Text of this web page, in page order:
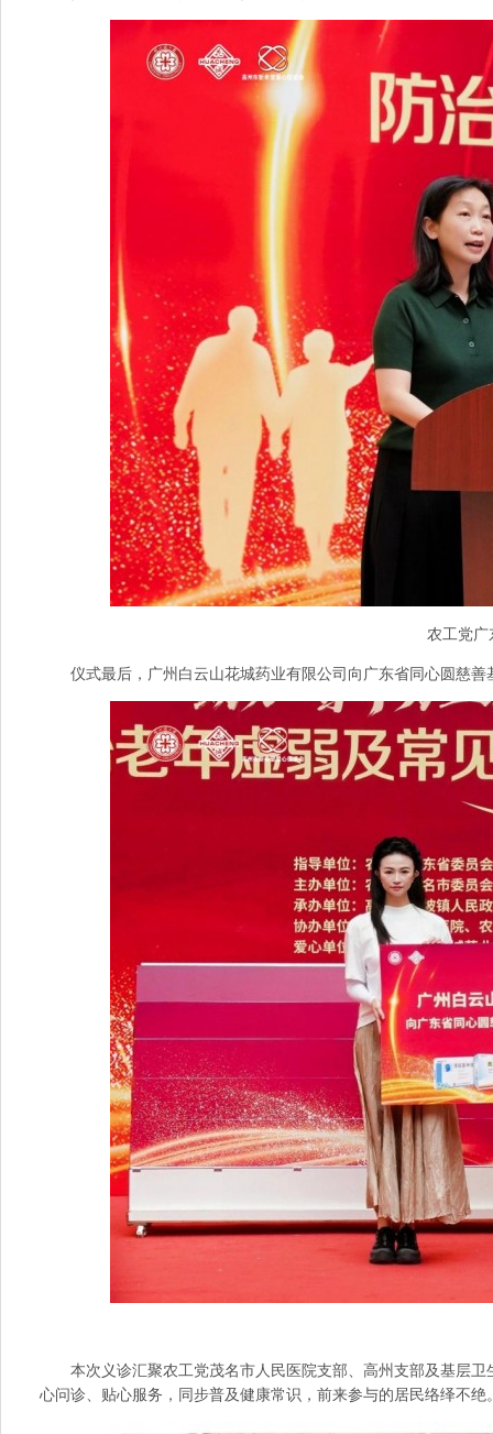
农工党
仪式最后，广州白云山花城药业有限公司向广东省同心圆慈
本次义诊汇聚农工党茂名市人民医院支部、高州支部及基层
心问诊、贴心服务，同步普及健康常识，前来参与的居民络绎不绝